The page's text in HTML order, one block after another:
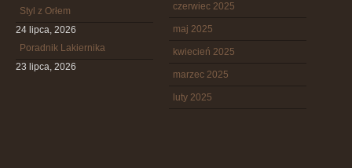
Styl z Orłem
24 lipca, 2026
Poradnik Lakiernika
23 lipca, 2026
czerwiec 2025
maj 2025
kwiecień 2025
marzec 2025
luty 2025